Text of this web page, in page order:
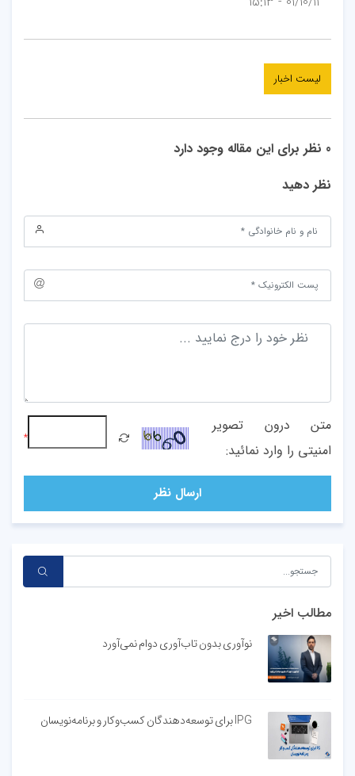
لیست اخبار
0 نظر برای این مقاله وجود دارد
نظر دهید
متن درون تصویر
امنیتی را وارد نمائید:
*
ارسال نظر
مطالب اخیر
نوآوری بدون تاب‌آوری دوام نمی‌آورد
IPG برای توسعه‌دهندگان کسب‌وکار و برنامه‌نویسان